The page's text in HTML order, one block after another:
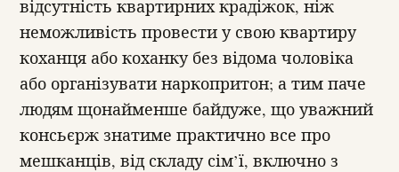
відсутність квартирних крадіжок, ніж
неможливість провести у свою квартиру
коханця або коханку без відома чоловіка
або організувати наркопритон; а тим паче
людям щонайменше байдуже, що уважний
консьєрж знатиме практично все про
мешканців, від складу сім’ї, включно з